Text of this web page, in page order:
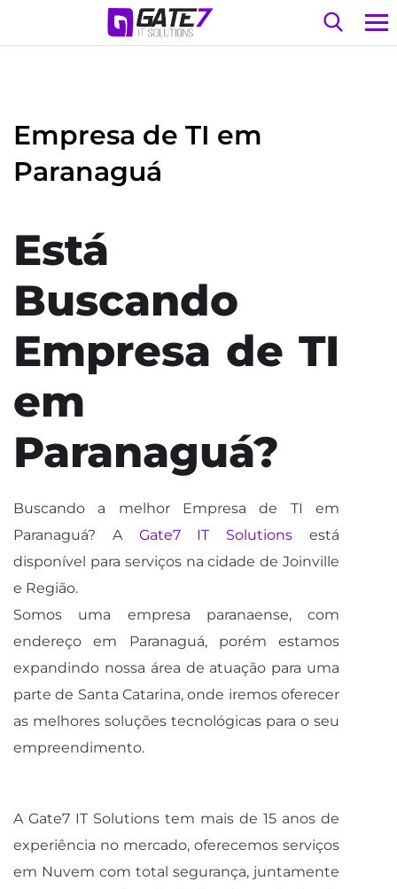
Empresa de TI em
Paranaguá
Está
Buscando
Empresa de TI
em
Paranaguá?
Buscando a melhor Empresa de TI em
Paranaguá? A Gate7 IT Solutions está
disponível para serviços na cidade de Joinville
e Região.
Somos uma empresa paranaense, com
endereço em Paranaguá, porém estamos
expandindo nossa área de atuação para uma
parte de Santa Catarina, onde iremos oferecer
as melhores soluções tecnológicas para o seu
empreendimento.
A Gate7 IT Solutions tem mais de 15 anos de
experiência no mercado, oferecemos serviços
em Nuvem com total segurança, juntamente